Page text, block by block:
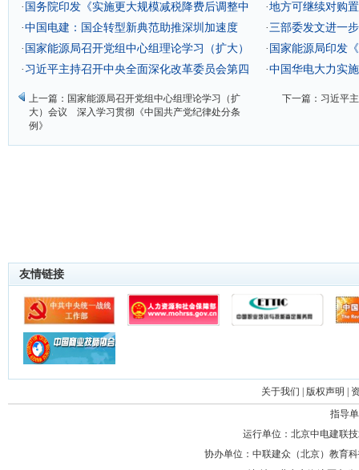
· 国务院印发《实施更大规模减税降费后调整中
央与地方收入划分改革推进方案》
·地方可继续对购
·中国电建：国企转型新典范助推深圳加速度 ·三部委发文进一
策
· 国家能源局召开党组中心组理论学习（扩大）
会议 深入学习贯彻《中国共产党纪律处分条
例》
· 国家能源局印发
工作的指导意见》
· 习近平主持召开中央全面深化改革委员会第四
次会议
·中国华电大力实
上一篇： 国家能源局召开党组中心组理论学习（扩
大）会议 深入学习贯彻《中国共产党纪律处分条
例》
下一篇： 习近平
友情链接
关于我们 版权声明
指导
运行单位：北京中电建联
协办单位：中联建众（北京）教育